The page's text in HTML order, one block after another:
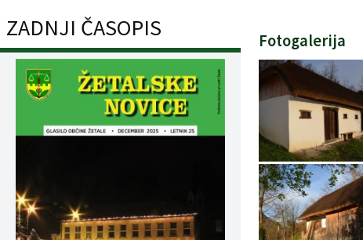
Fotogalerija
ZADNJI ČASOPIS